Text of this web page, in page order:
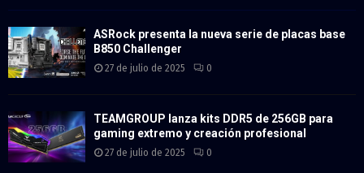
ASRock presenta la nueva serie de placas base
B850 Challenger
27 de julio de 2025 0
TEAMGROUP lanza kits DDR5 de 256GB para
gaming extremo y creación profesional
27 de julio de 2025 0